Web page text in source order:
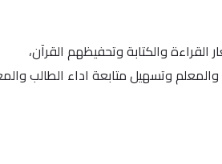
والكتابة وتحفيظهم القرآن،
وتسهيل متابعة اداء الطالب